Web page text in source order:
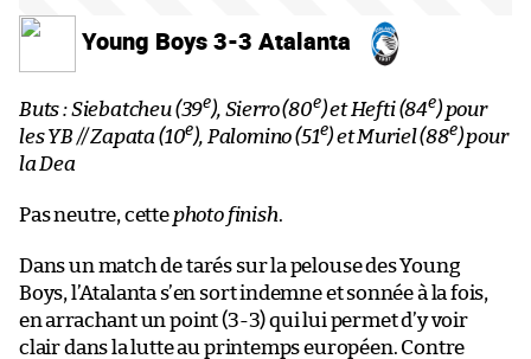
Young Boys 3-3 Atalanta
Buts : Siebatcheu (39e), Sierro (80e) et Hefti (84e) pour
les YB // Zapata (10e), Palomino (51e) et Muriel (88e) pour
la Dea
Pas neutre, cette photo finish.
Dans un match de tarés sur la pelouse des Young
Boys, l’Atalanta s’en sort indemne et sonnée à la fois,
en arrachant un point (3-3) qui lui permet d’y voir
clair dans la lutte au printemps européen. Contre